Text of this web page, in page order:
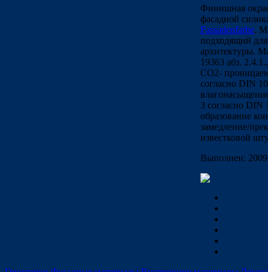
Финишная
фасадной
Fassadenfarbe.
подходящий
архитектуры.
19363 абз.
СО2-
согласно DIN
3 согласно DIN
образование
замедление/
известковой
Выполнен: 2009